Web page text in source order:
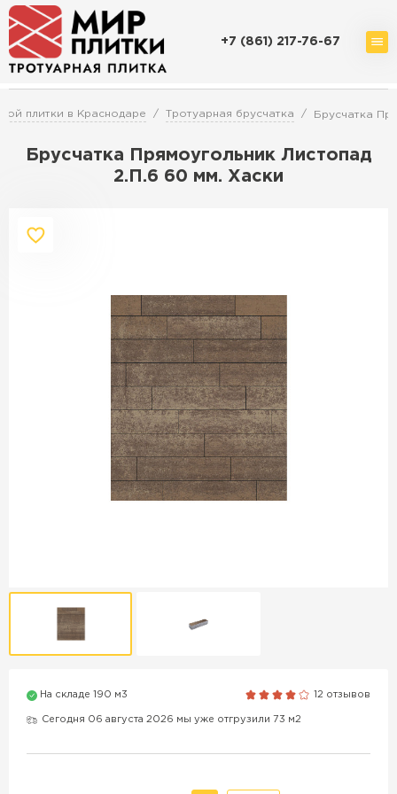
+7 (861) 217-76-67
плитки в Краснодаре Тротуарная брусчатка Брусчатка
Брусчатка Прямоугольник Листопад
2.П.6 60 мм. Хаски
На складе 190 м3 12 отзывов
Сегодня 06 августа 2026 мы уже отгрузили 73 м2
ПЕРЕЙТИ
Продажа бордюров в
Краснодаре
ПЕРЕЙТИ
ПОКАЗАТЬ БОЛЬШЕ
ВСЕ ПРОИЗВОДИТЕЛИ